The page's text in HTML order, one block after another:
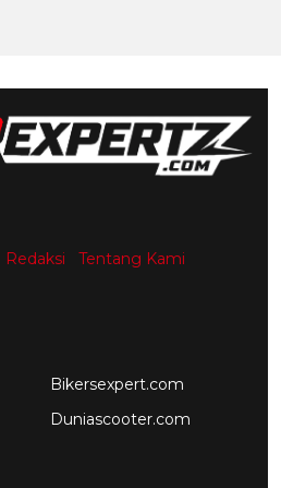
Redaksi
Tentang Kami
Bikersexpert.com
Duniascooter.com